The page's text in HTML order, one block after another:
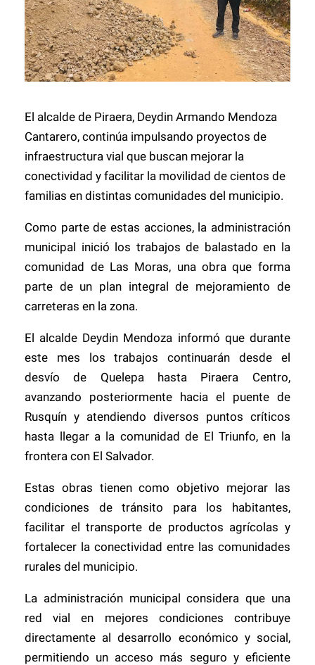
El alcalde de Piraera, Deydin Armando Mendoza
Cantarero, continúa impulsando proyectos de
infraestructura vial que buscan mejorar la
conectividad y facilitar la movilidad de cientos de
familias en distintas comunidades del municipio.
Como parte de estas acciones, la administración
municipal inició los trabajos de balastado en la
comunidad de Las Moras, una obra que forma
parte de un plan integral de mejoramiento de
carreteras en la zona.
El alcalde Deydin Mendoza informó que durante
este mes los trabajos continuarán desde el
desvío de Quelepa hasta Piraera Centro,
avanzando posteriormente hacia el puente de
Rusquín y atendiendo diversos puntos críticos
hasta llegar a la comunidad de El Triunfo, en la
frontera con El Salvador.
Estas obras tienen como objetivo mejorar las
condiciones de tránsito para los habitantes,
facilitar el transporte de productos agrícolas y
fortalecer la conectividad entre las comunidades
rurales del municipio.
La administración municipal considera que una
red vial en mejores condiciones contribuye
directamente al desarrollo económico y social,
permitiendo un acceso más seguro y eficiente